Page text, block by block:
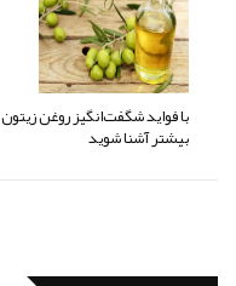
با فواید شگفت‌انگیز روغن زیتون
بیشتر آشنا شوید